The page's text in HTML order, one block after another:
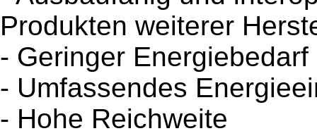
Produkten weiterer
- Geringer Energiebedarf
- Umfassendes
- Hohe Reichweite